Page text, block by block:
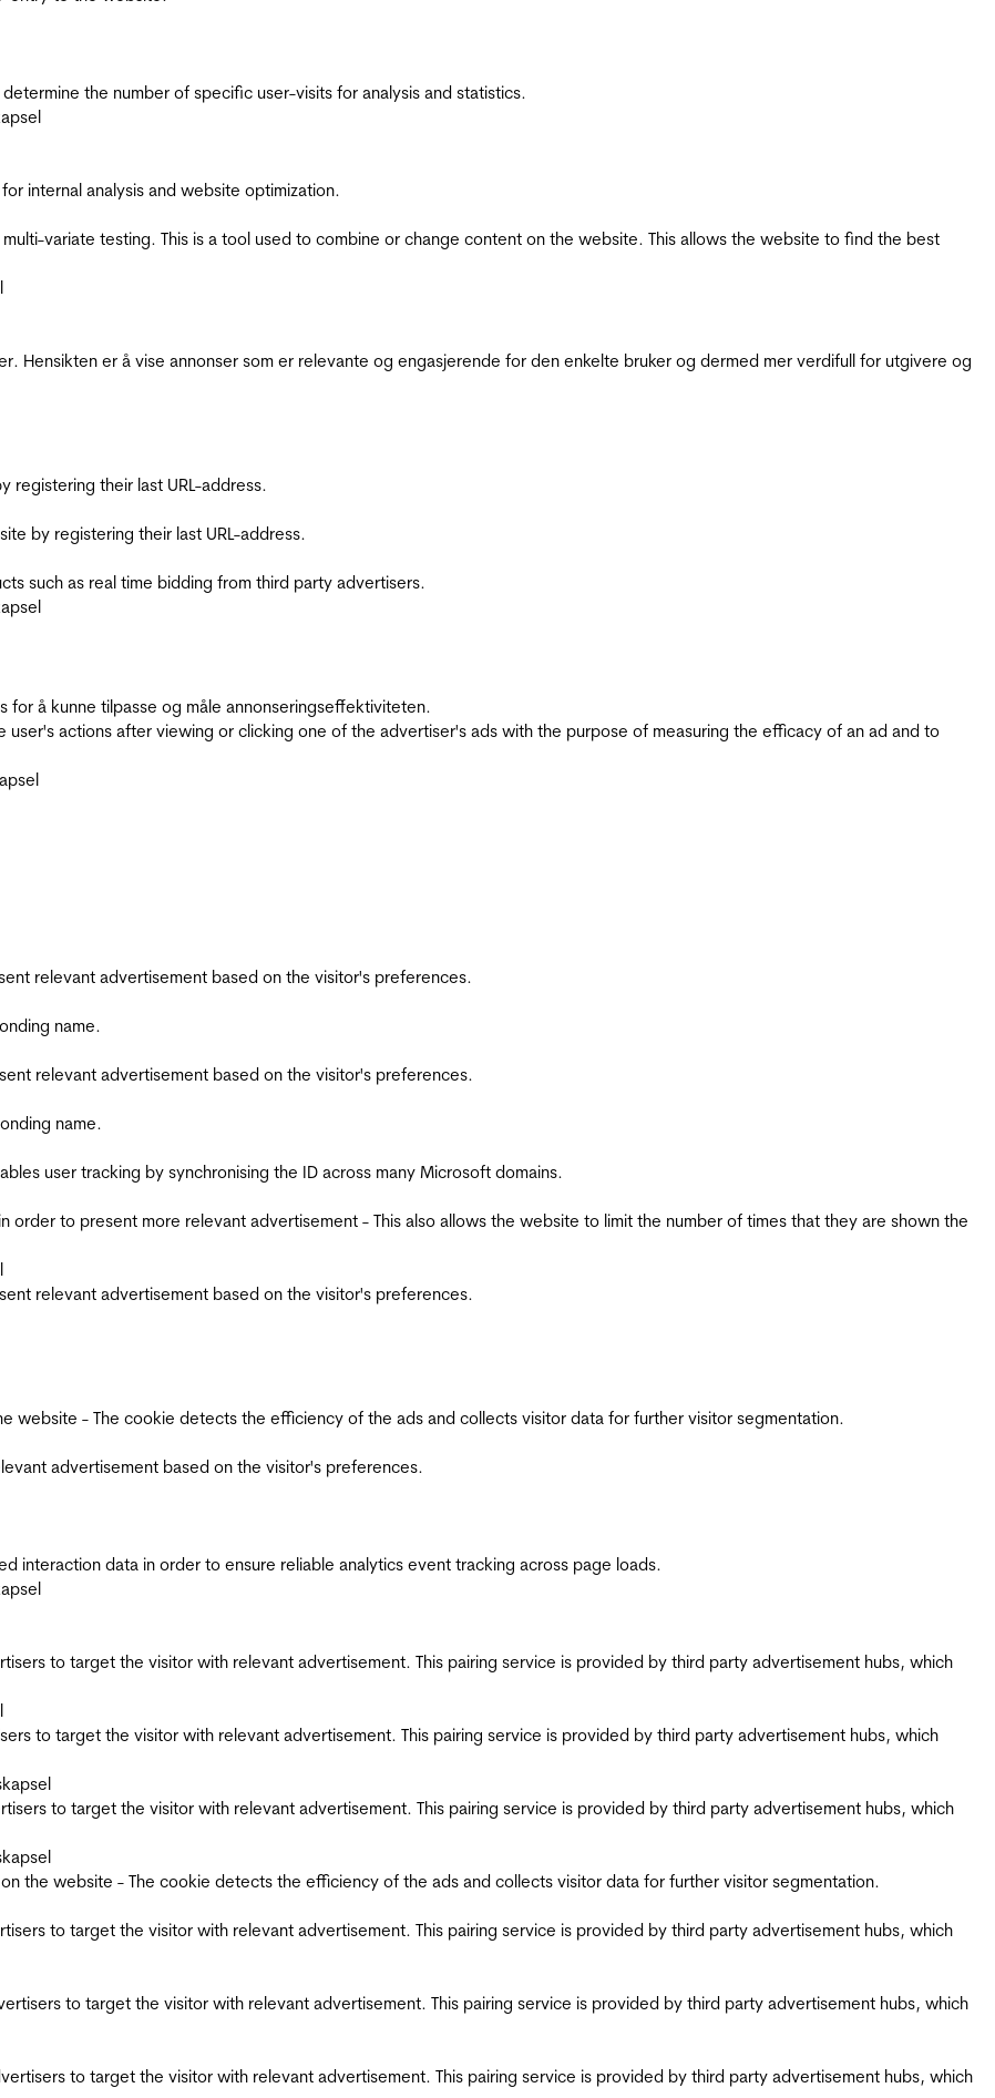
the number of specific user-visits for analysis and statistics.
internal analysis and website optimization.
variate testing. This is a tool used to combine or change content on the website. This allows the website to find the best
Hensikten er å vise annonser som er relevante og engasjerende for den enkelte bruker og dermed mer verdifull for utgivere og
registering their last URL-address.
by registering their last URL-address.
such as real time bidding from third party advertisers.
for å kunne tilpasse og måle annonseringseffektiviteten.
actions after viewing or clicking one of the advertiser's ads with the purpose of measuring the efficacy of an ad and to
relevant advertisement based on the visitor's preferences.
name.
relevant advertisement based on the visitor's preferences.
name.
user tracking by synchronising the ID across many Microsoft domains.
order to present more relevant advertisement - This also allows the website to limit the number of times that they are shown the
relevant advertisement based on the visitor's preferences.
website - The cookie detects the efficiency of the ads and collects visitor data for further visitor segmentation.
advertisement based on the visitor's preferences.
interaction data in order to ensure reliable analytics event tracking across page loads.
to target the visitor with relevant advertisement. This pairing service is provided by third party advertisement hubs, which
to target the visitor with relevant advertisement. This pairing service is provided by third party advertisement hubs, which
to target the visitor with relevant advertisement. This pairing service is provided by third party advertisement hubs, which
the website - The cookie detects the efficiency of the ads and collects visitor data for further visitor segmentation.
to target the visitor with relevant advertisement. This pairing service is provided by third party advertisement hubs, which
to target the visitor with relevant advertisement. This pairing service is provided by third party advertisement hubs, which
to target the visitor with relevant advertisement. This pairing service is provided by third party advertisement hubs, which